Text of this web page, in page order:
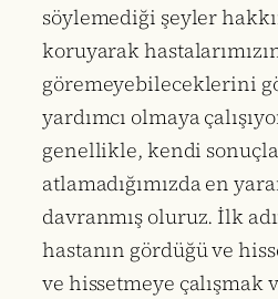
söylemediği şeyler
koruyarak
göremeyebileceklerini
yardımcı olmaya
genellikle, kendi
atlamadığımızda en
davranmış oluruz. İlk
hastanın gördüğü ve
ve hissetmeye çalışmak